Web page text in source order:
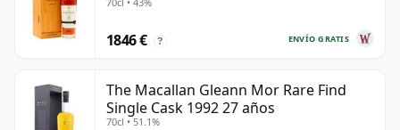
ENVÍO GRATIS
1846 € ?
The Macallan Gleann Mor Rare Find
Single Cask 1992 27 años
70cl • 51.1%